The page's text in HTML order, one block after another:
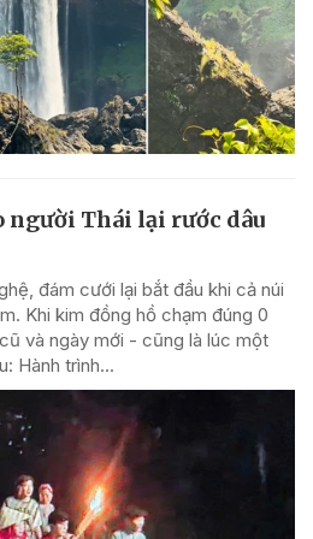
người Thái lại rước dâu
đám cưới lại bắt đầu khi cả núi
Khi kim đồng hồ chạm đúng 0
và ngày mới - cũng là lúc một
Hành trình...